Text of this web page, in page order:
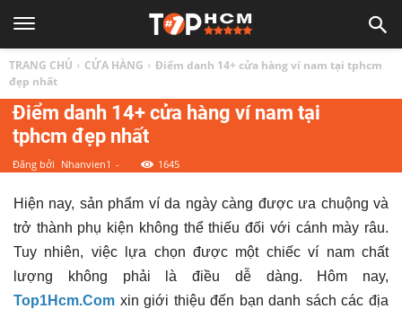
1
HCM
Top
địa
TRANG CHỦ CỬA HÀNG
Điểm danh 14+ cửa hàng ví nam tại tphcm
đẹp nhất
Điểm danh 14+ cửa hàng ví nam tại
tphcm đẹp nhất
Đăng bởi Nhanvien1 - 1645
Hiện nay, sản phẩm ví da ngày càng được ưa chuộng và
trở thành phụ kiện không thể thiếu đối với cánh mày râu.
Tuy nhiên, việc lựa chọn được một chiếc ví nam chất
lượng không phải là điều dễ dàng. Hôm nay,
Top1Hcm.Com xin giới thiệu đến bạn danh sách các địa